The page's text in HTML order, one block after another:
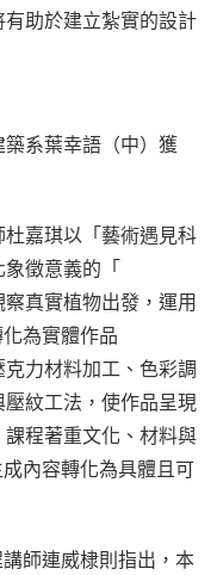
助於建立紮實的設計
系葉幸語（中）獲
嘉琪以「藝術遇見科
徵意義的「
真實植物出發，運用
為實體作品
力材料加工、色彩調
紋工法，使作品呈現
程著重文化、材料與
內容轉化為具體且可
講師連威棣則指出，本